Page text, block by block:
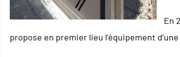
En
propose en premier lieu l’équipement